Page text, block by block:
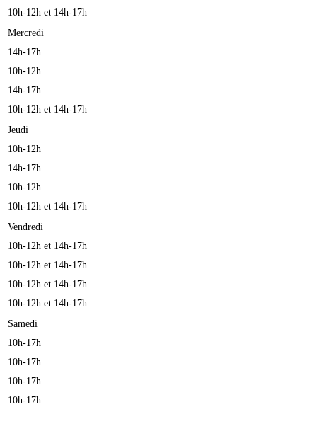
10h-12h et 14h-17h
Mercredi
14h-17h
10h-12h
14h-17h
10h-12h et 14h-17h
Jeudi
10h-12h
14h-17h
10h-12h
10h-12h et 14h-17h
Vendredi
10h-12h et 14h-17h
10h-12h et 14h-17h
10h-12h et 14h-17h
10h-12h et 14h-17h
Samedi
10h-17h
10h-17h
10h-17h
10h-17h